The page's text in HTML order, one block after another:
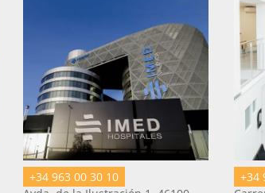
+34 963 00 30 10
+34